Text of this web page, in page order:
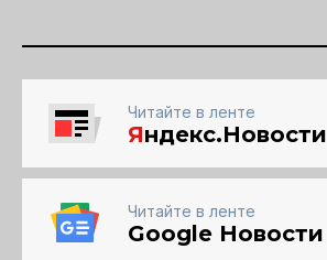
Читайте в ленте
Яндекс.Новости
Читайте в ленте
Google Новости